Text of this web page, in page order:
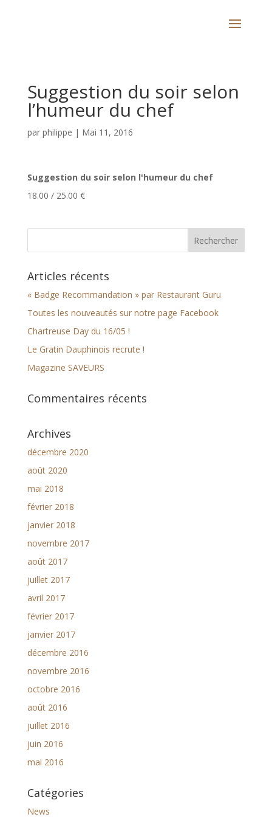
Suggestion du soir selon
l’humeur du chef
par philippe | Mai 11, 2016
Suggestion du soir selon l'humeur du chef
18.00 / 25.00 €
Articles récents
« Badge Recommandation » par Restaurant Guru
Toutes les nouveautés sur notre page Facebook
Chartreuse Day du 16/05 !
Le Gratin Dauphinois recrute !
Magazine SAVEURS
Commentaires récents
Archives
décembre 2020
août 2020
mai 2018
février 2018
janvier 2018
novembre 2017
août 2017
juillet 2017
avril 2017
février 2017
janvier 2017
décembre 2016
novembre 2016
octobre 2016
août 2016
juillet 2016
juin 2016
mai 2016
Catégories
News